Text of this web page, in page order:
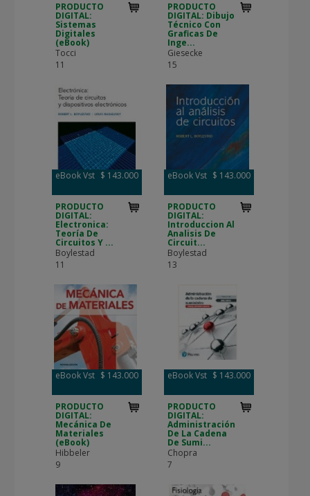
PRODUCTO
DIGITAL:
Sistemas
Digitales
(eBook)
Tocci
11
PRODUCTO
DIGITAL: Dibujo
Técnico Con
Graficas De
Inge...
Giesecke
15
eBook Vst $ 143.000
PRODUCTO
DIGITAL:
Electronica:
Teoría De
Circuitos Y ...
Boylestad
11
eBook Vst $ 143.000
PRODUCTO
DIGITAL:
Introduccion Al
Analisis De
Circuit...
Boylestad
13
eBook Vst $ 143.000
PRODUCTO
DIGITAL:
Mecánica De
Materiales
(eBook)
Hibbeler
9
eBook Vst $ 143.000
PRODUCTO
DIGITAL:
Administración
De La Cadena
De Sumi...
Chopra
7